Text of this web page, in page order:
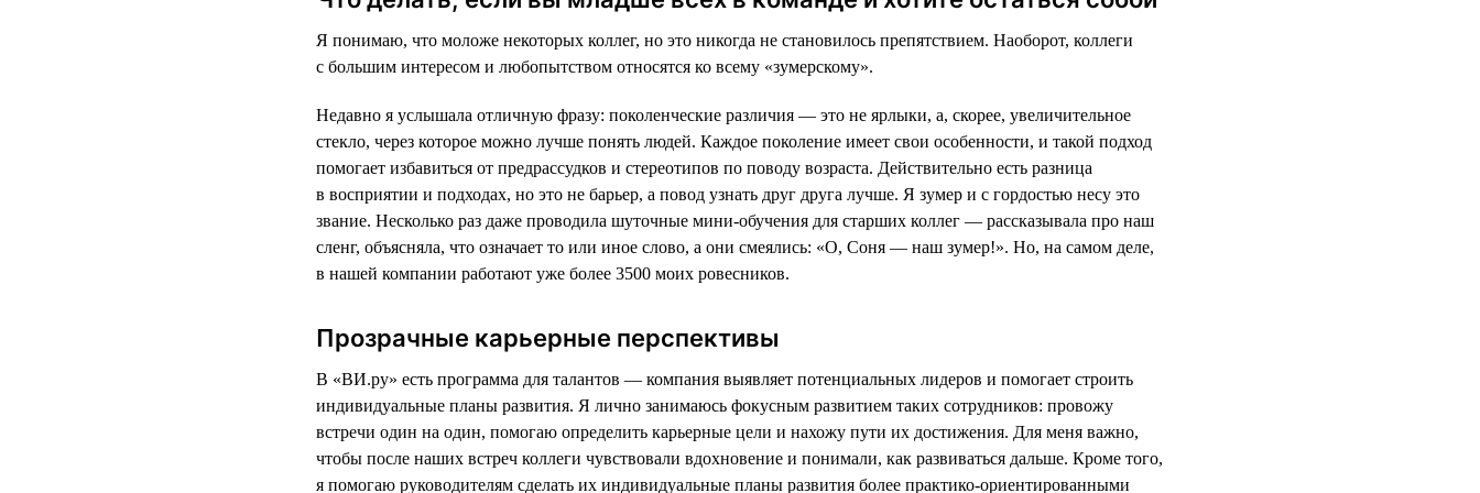
Я понимаю, что моложе некоторых коллег, но это никогда не становилось препятствием. Наоборот, коллеги
с большим интересом и любопытством относятся ко всему «зумерскому».
Недавно я услышала отличную фразу: поколенческие различия — это не ярлыки, а, скорее, увеличительное
стекло, через которое можно лучше понять людей. Каждое поколение имеет свои особенности, и такой подход
помогает избавиться от предрассудков и стереотипов по поводу возраста. Действительно есть разница
в восприятии и подходах, но это не барьер, а повод узнать друг друга лучше. Я зумер и с гордостью несу это
звание. Несколько раз даже проводила шуточные мини-обучения для старших коллег — рассказывала про наш
сленг, объясняла, что означает то или иное слово, а они смеялись: «О, Соня — наш зумер!». Но, на самом деле,
в нашей компании работают уже более 3500 моих ровесников.
Прозрачные карьерные перспективы
В «ВИ.ру» есть программа для талантов — компания выявляет потенциальных лидеров и помогает строить
индивидуальные планы развития. Я лично занимаюсь фокусным развитием таких сотрудников: провожу
встречи один на один, помогаю определить карьерные цели и нахожу пути их достижения. Для меня важно,
чтобы после наших встреч коллеги чувствовали вдохновение и понимали, как развиваться дальше. Кроме того,
я помогаю руководителям сделать их индивидуальные планы развития более практико-ориентированными